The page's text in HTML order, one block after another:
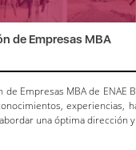
de Empresas MBA
de Empresas MBA de ENAE
experiencias,
una óptima dirección y